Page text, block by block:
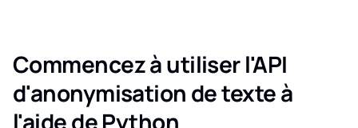
Commencez à utiliser l'API
d'anonymisation de texte à
l'aide de Python